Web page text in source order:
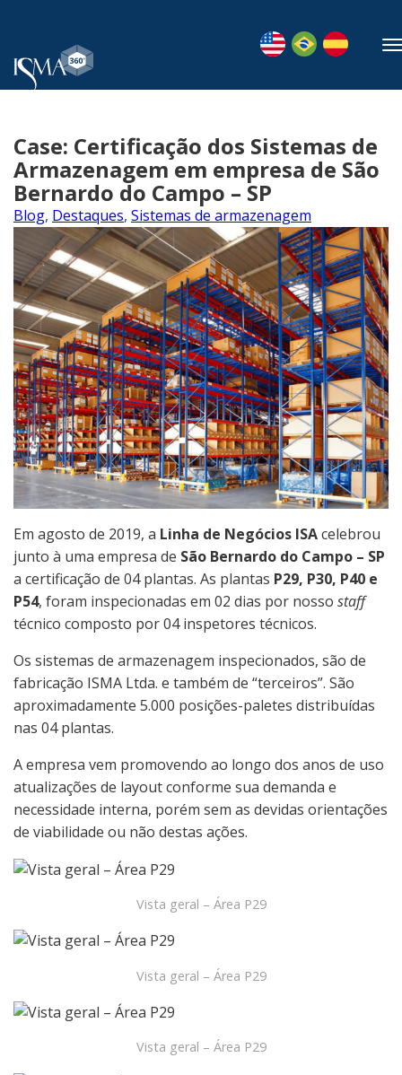
Case: Certificação dos Sistemas de
Armazenagem em empresa de São
Bernardo do Campo – SP
Blog, Destaques, Sistemas de armazenagem
Em agosto de 2019, a Linha de Negócios ISAcelebrou
junto à uma empresa de São Bernardo do Campo – SP
a certificação de 04 plantas. As plantas P29, P30, P40 e
P54, foram inspecionadas em 02 dias por nosso staff
técnico composto por 04 inspetores técnicos.
Os sistemas de armazenagem inspecionados, são de
fabricação ISMA Ltda. e também de “terceiros”. São
aproximadamente 5.000 posições-paletes distribuídas
nas 04 plantas.
A empresa vem promovendo ao longo dos anos de uso
atualizações de layout conforme sua demanda e
necessidade interna, porém sem as devidas orientações
de viabilidade ou não destas ações.
Vista geral – Área P29
Vista geral – Área P29
Vista geral – Área P29